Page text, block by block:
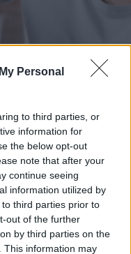
Personal
to third parties, or
information for
the below opt-out
note that after your
continue seeing
information utilized by
third parties prior to
out of the further
by third parties on the
This information may
quali
per
consumarli a colazione